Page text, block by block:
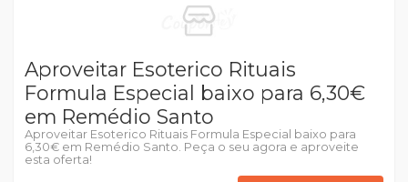
Aproveitar Esoterico Rituais
Formula Especial baixo para 6,30€
em Remédio Santo
Aproveitar Esoterico Rituais Formula Especial baixo para
6,30€ em Remédio Santo. Peça o seu agora e aproveite
esta oferta!